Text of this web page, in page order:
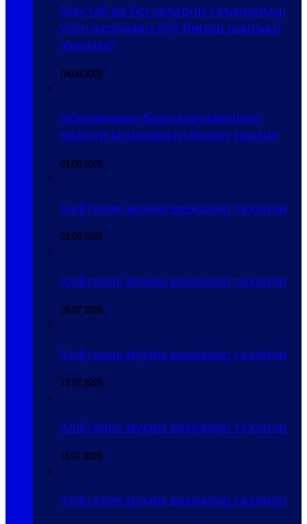
Мактаб ва боғчаларни таъмирлаш
учун аҳолидан пул йиғиш шаръан
жоизми?
04.08.2026
Абдуманнон биродаримизнинг
вафоти муносабати билан таъзия
01.08.2026
Ҳафталик муҳим воқеалар таҳлили
01.08.2026
Ҳафталик муҳим воқеалар таҳлили
25.07.2026
Ҳафталик муҳим воқеалар таҳлили
18.07.2026
Ҳафталик муҳим воқеалар таҳлили
11.07.2026
Ҳафталик муҳим воқеалар таҳлили